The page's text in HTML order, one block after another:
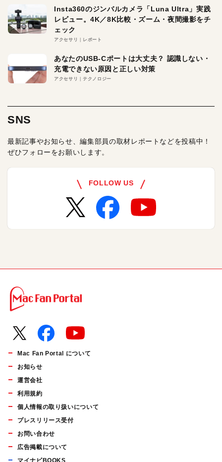
Insta360のジンバルカメラ「Luna Ultra」実践
レビュー。4K／8K比較・ズーム・夜間撮影をチ
ェック
アクセサリ レポート
あなたのUSB-Cポートは大丈夫？ 認識しない・
充電できない原因と正しい対策
アクセサリ テクノロジー
SNS
最新記事やお知らせ、編集部員の取材レポートなどを投稿中！
ぜひフォローをお願いします。
FOLLOW US
Mac Fan Portal について
お知らせ
運営会社
利用規約
個人情報の取り扱いについて
プレスリリース受付
お問い合わせ
広告掲載について
マイナビBOOKS